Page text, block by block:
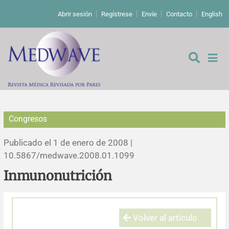
Abrir sesión Regístrese Envíe Contacto English
De los editores
Editoriales
Comentarios
Estudios originales
Congresos
Publicado el 1 de enero de 2008 |
10.5867/medwave.2008.01.1099
Inmunonutrición
Volver al artículo